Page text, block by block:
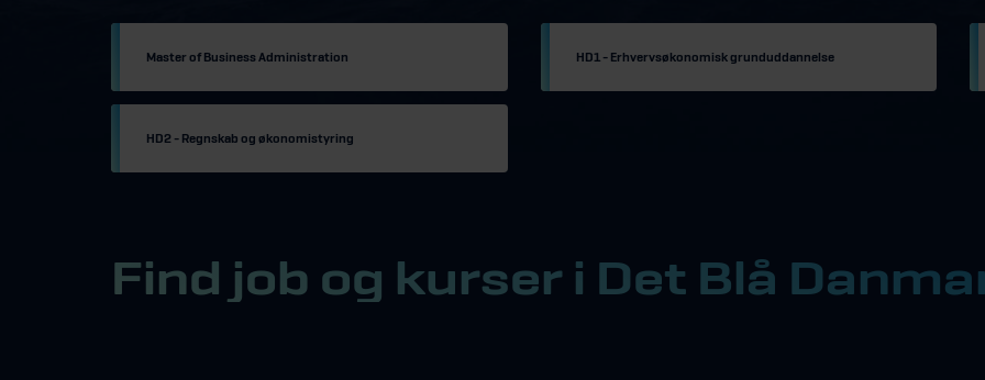
Master of Business Administration HD1 - Erhvervsøkonomisk grunduddannelse
HD2 - Regnskab og økonomistyring
Find job og kurser i Det Blå